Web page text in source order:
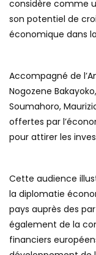
considère comme
son potentiel de
économique dans
Accompagné de
Nogozene
Soumahoro,
offertes par
pour attirer les
Cette audience
la diplomatie
pays auprès des
également de la
financiers